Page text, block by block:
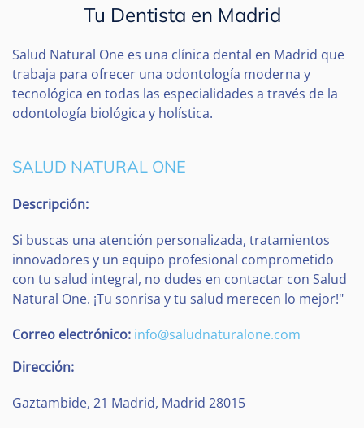
Tu Dentista en Madrid
Salud Natural One es una clínica dental en Madrid que
trabaja para ofrecer una odontología moderna y
tecnológica en todas las especialidades a través de la
odontología biológica y holística.
SALUD NATURAL ONE
Descripción:
Si buscas una atención personalizada, tratamientos
innovadores y un equipo profesional comprometido
con tu salud integral, no dudes en contactar con Salud
Natural One. ¡Tu sonrisa y tu salud merecen lo mejor!"
Correo electrónico: info@saludnaturalone.com
Dirección:
Gaztambide, 21 Madrid, Madrid 28015